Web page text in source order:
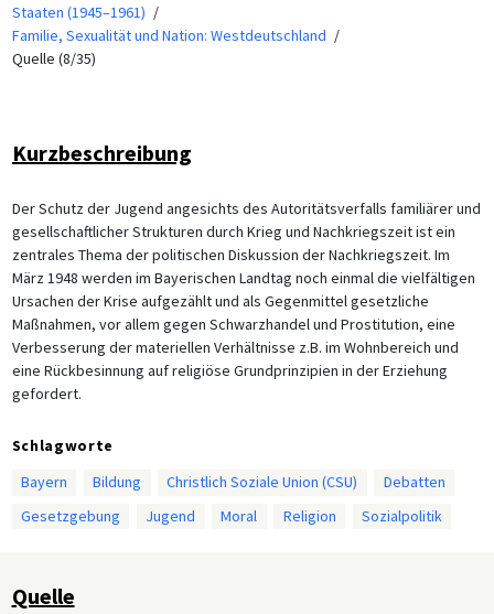
Staaten (1945–1961)
Familie, Sexualität und Nation: Westdeutschland
Quelle (8/35)
Kurzbeschreibung
Der Schutz der Jugend angesichts des Autoritätsverfalls familiärer und
gesellschaftlicher Strukturen durch Krieg und Nachkriegszeit ist ein
zentrales Thema der politischen Diskussion der Nachkriegszeit. Im
März 1948 werden im Bayerischen Landtag noch einmal die vielfältigen
Ursachen der Krise aufgezählt und als Gegenmittel gesetzliche
Maßnahmen, vor allem gegen Schwarzhandel und Prostitution, eine
Verbesserung der materiellen Verhältnisse z.B. im Wohnbereich und
eine Rückbesinnung auf religiöse Grundprinzipien in der Erziehung
gefordert.
Schlagworte
Bayern
Bildung Christlich Soziale Union (CSU)
Debatten
Gesetzgebung
Jugend Moral Religion Sozialpolitik
Quelle